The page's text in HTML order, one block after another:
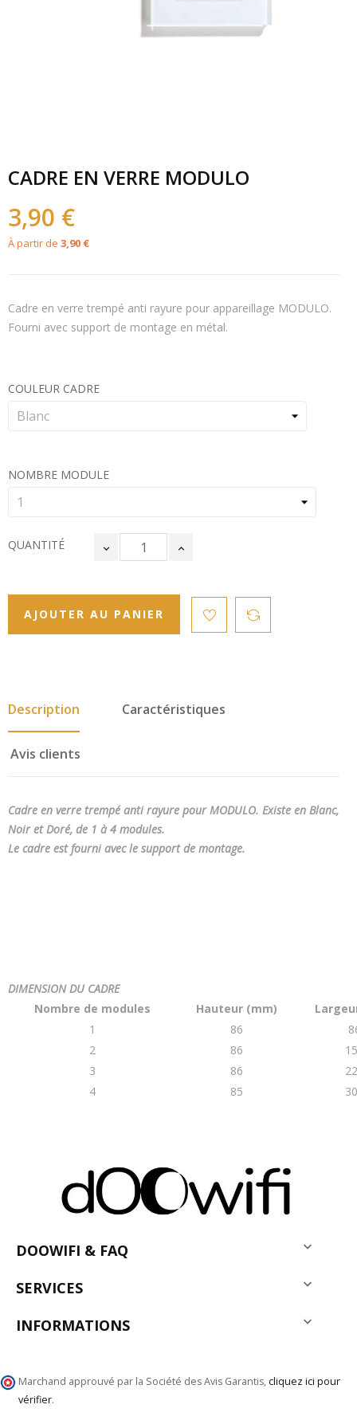
CADRE EN VERRE MODULO
3,90 €
À partir de 3,90 €
Cadre en verre trempé anti rayure pour appareillage MODULO.
Fourni avec support de montage en métal.
COULEUR CADRE
NOMBRE MODULE
QUANTITÉ
AJOUTER AU PANIER
Description Caractéristiques
Avis clients
Cadre en verre trempé anti rayure pour MODULO. Existe en Blanc,
Noir et Doré, de 1 à 4 modules.
Le cadre est fourni avec le support de montage.
DIMENSION DU CADRE
Nombre de modules
Hauteur (mm)
1
86
2
86
3
86
4
85
DOOWIFI & FAQ 
SERVICES 
INFORMATIONS 
Marchand approuvé par la Société des Avis Garantis, cliquez ici pour
vérifier.